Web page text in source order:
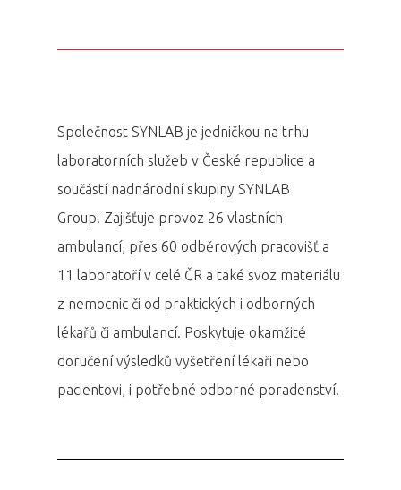
Společnost SYNLAB je jedničkou na trhu
laboratorních služeb v České republice a
součástí nadnárodní skupiny SYNLAB
Group. Zajišťuje provoz 26 vlastních
ambulancí, přes 60 odběrových pracovišť a
11 laboratoří v celé ČR a také svoz materiálu
z nemocnic či od praktických i odborných
lékařů či ambulancí. Poskytuje okamžité
doručení výsledků vyšetření lékaři nebo
pacientovi, i potřebné odborné poradenství.